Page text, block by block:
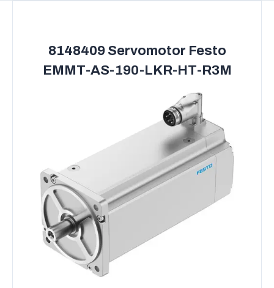
8148409 Servomotor Festo
EMMT-AS-190-LKR-HT-R3M